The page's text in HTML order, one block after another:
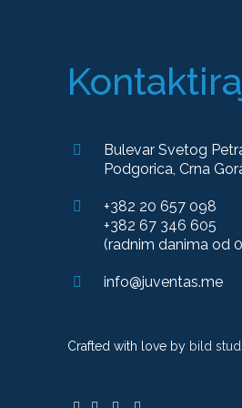
Bulevar Svetog
Podgorica, Crna
+382 20 657 098
+382 67 346 605
(radnim danima od
info@juventas.me
Crafted with love by bild